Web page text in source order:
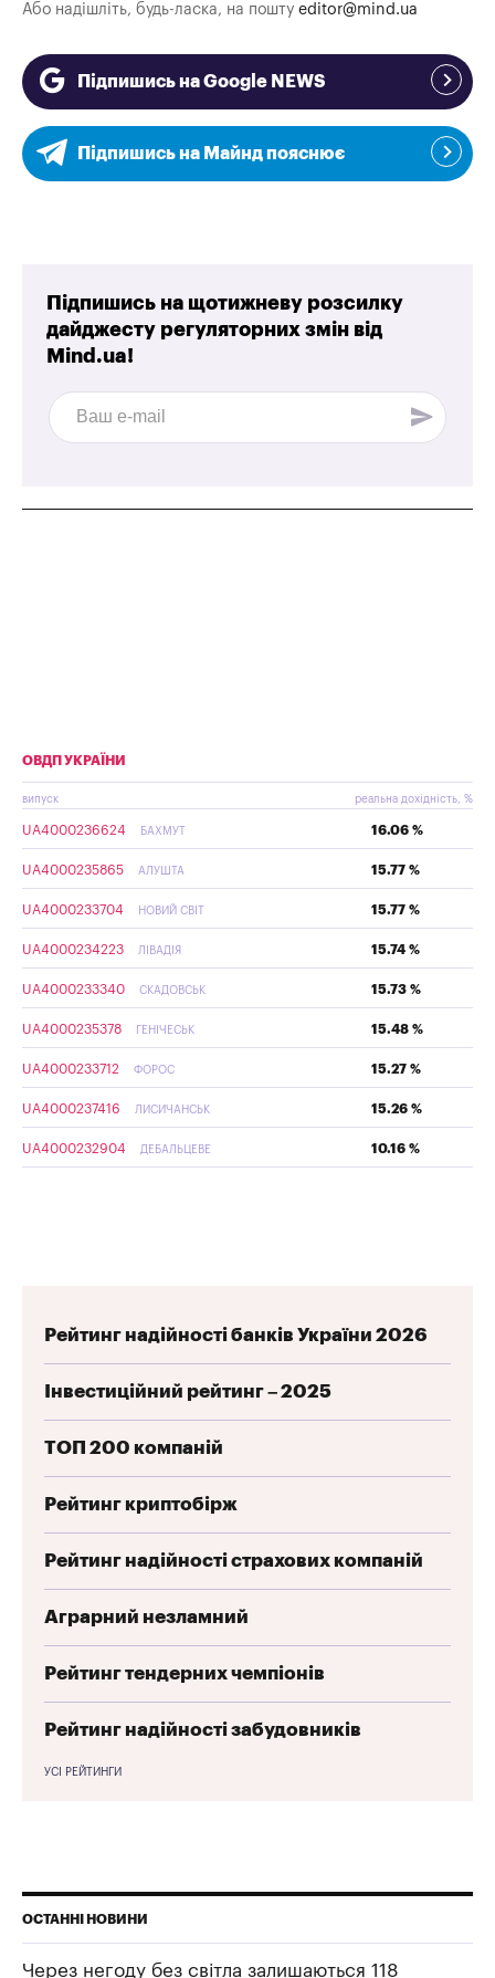
Або надішліть, будь-ласка, на пошту editor@mind.ua
Підпишись на Google NEWS
Підпишись на Майнд пояснює
Підпишись на щотижневу розсилку
дайджесту регуляторних змін від
Mind.ua!
ОВДП УКРАЇНИ
випуск реальна дохідність, %
UA4000236624 БАХМУТ 16.06 %
UA4000235865 АЛУШТА 15.77 %
UA4000233704 НОВИЙ СВІТ 15.77 %
UA4000234223 ЛІВАДІЯ 15.74 %
UA4000233340 СКАДОВСЬК 15.73 %
UA4000235378 ГЕНІЧЕСЬК 15.48 %
UA4000233712 ФОРОС 15.27 %
UA4000237416 ЛИСИЧАНСЬК 15.26 %
UA4000232904 ДЕБАЛЬЦЕВЕ 10.16 %
Рейтинг надійності банків України 2026
Інвестиційний рейтинг – 2025
ТОП 200 компаній
Рейтинг криптобірж
Рейтинг надійності страхових компаній
Аграрний незламний
Рейтинг тендерних чемпіонів
Рейтинг надійності забудовників
УСІ РЕЙТИНГИ
ОСТАННІ НОВИНИ
Через негоду без світла залишаються 118